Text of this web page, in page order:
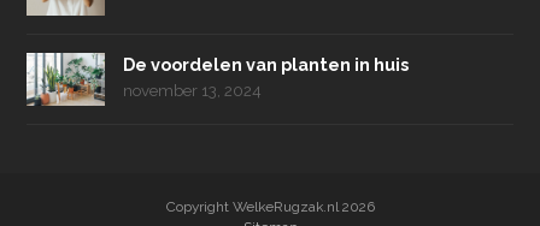
De voordelen van planten in huis
november 13, 2024
Copyright WelkeRugzak.nl 2026